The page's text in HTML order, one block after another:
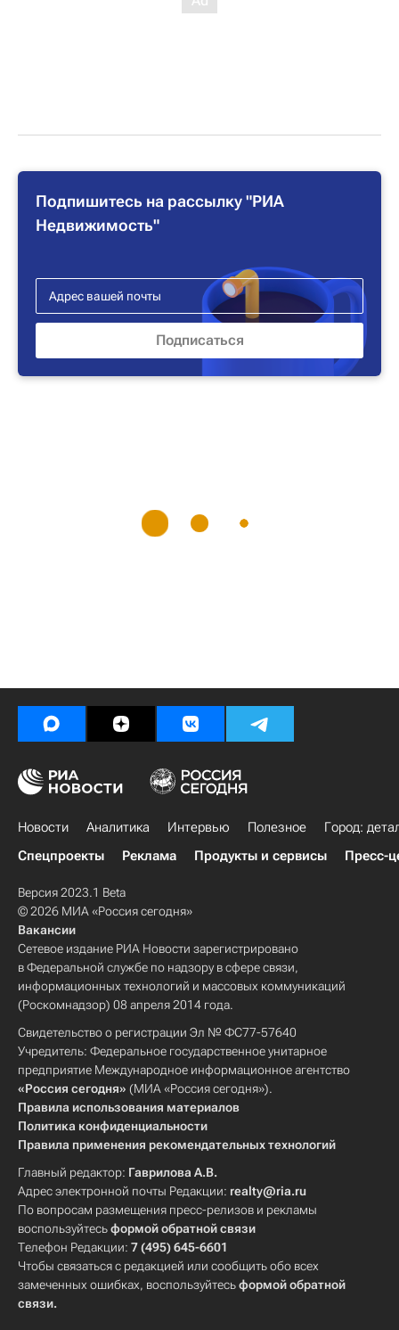
Подпишитесь на рассылку "РИА
Недвижимость"
Новости Аналитика Интервью Полезное
Город:
Спецпроекты
Реклама Продукты и сервисы Пресс-
Версия 2023.1 Beta
© 2026 МИА «Россия сегодня»
Вакансии
Сетевое издание РИА Новости зарегистрировано
в Федеральной службе по надзору в сфере связи,
информационных технологий и массовых коммуникаций
(Роскомнадзор) 08 апреля 2014 года.
Свидетельство о регистрации Эл № ФС77-57640
Учредитель: Федеральное государственное унитарное
предприятие Международное информационное агентство
«Россия сегодня» (МИА «Россия сегодня»).
Правила использования материалов
Политика конфиденциальности
Правила применения рекомендательных технологий
Главный редактор: Гаврилова А.В.
Адрес электронной почты Редакции: realty@ria.ru
По вопросам размещения пресс-релизов и рекламы
воспользуйтесьформой обратной связи
Телефон Редакции: 7 (495) 645-6601
Чтобы связаться с редакцией или сообщить обо всех
замеченных ошибках, воспользуйтесьформой обратной
связи.